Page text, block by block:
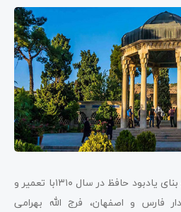
فعالیت برای مرمت و گسترش بنای یادبود حافظ در سال ۱۳۱۰با تعمیر و
فارس و اصفهان، فرج الله بهرامی